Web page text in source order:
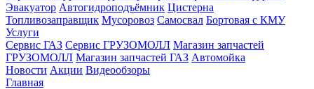
Эвакуатор Автогидроподъёмник Цистерна
Топливозаправщик Мусоровоз Самосвал Бортовая с КМУ
Услуги
Сервис ГАЗ Сервис ГРУЗОМОЛЛ Магазин запчастей
ГРУЗОМОЛЛ Магазин запчастей ГАЗ Автомойка
Новости Акции Видеообзоры
Главная